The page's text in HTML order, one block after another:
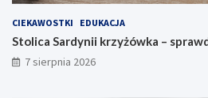
CIEKAWOSTKI EDUKACJA
Stolica Sardynii krzyżówka –
7 sierpnia 2026